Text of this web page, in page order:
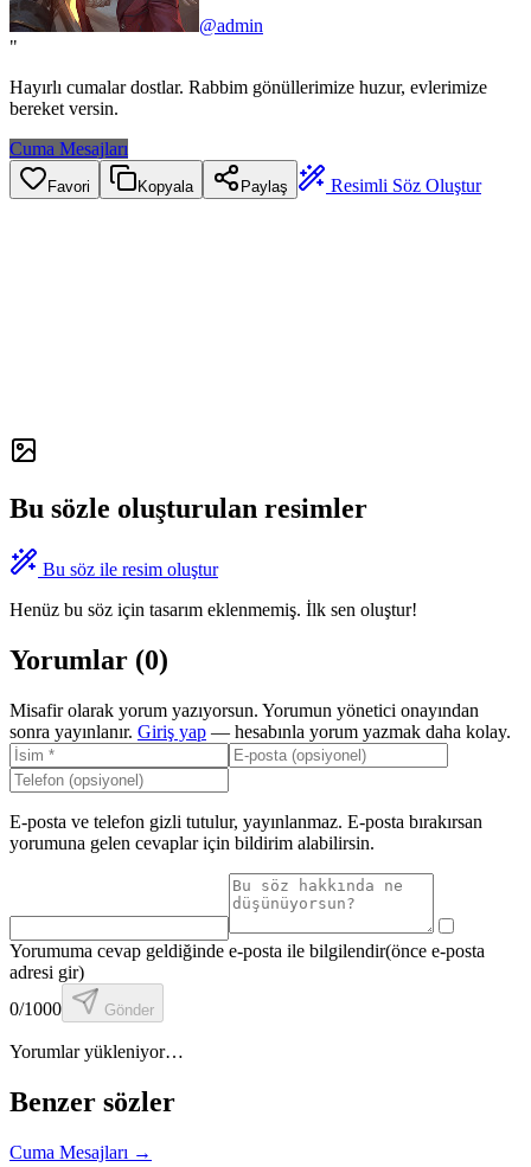
@admin
"
Hayırlı cumalar dostlar. Rabbim gönüllerimize huzur, evlerimize
bereket versin.
Cuma Mesajları
Favori Kopyala Paylaş Resimli Söz Oluştur
Bu sözle oluşturulan resimler
Bu söz ile resim oluştur
Henüz bu söz için tasarım eklenmemiş. İlk sen oluştur!
Yorumlar (0)
Misafir olarak yorum yazıyorsun. Yorumun yönetici onayından
sonra yayınlanır. Giriş yap — hesabınla yorum yazmak daha kolay.
E-posta ve telefon gizli tutulur, yayınlanmaz. E-posta bırakırsan
yorumuna gelen cevaplar için bildirim alabilirsin.
Yorumuma cevap geldiğinde e-posta ile bilgilendir(önce e-posta
adresi gir)
0/1000 Gönder
Yorumlar yükleniyor…
Benzer sözler
Cuma Mesajları →